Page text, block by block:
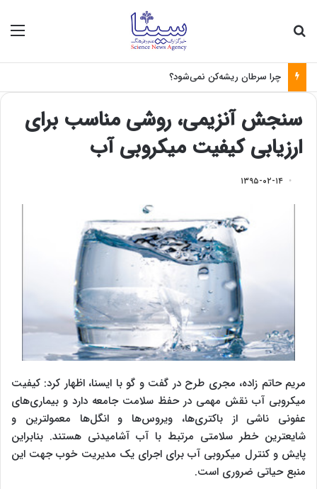
چرا سرطان ریشه‌کن نمی‌شود؟
سنجش آنزیمی، روشی مناسب برای
ارزیابی کیفیت میکروبی آب
۱۳۹۵-۰۲-۱۴
مریم حاتم زاده، مجری طرح در گفت و گو با ایسنا، اظهار کرد: کیفیت
میکروبی آب نقش مهمی در حفظ سلامت جامعه دارد و بیماری‌های
عفونی ناشی از باکتری‌ها، ویروس‌ها و انگل‌ها معمول‏ترین و
شایع‏ترین خطر سلامتی مرتبط با آب آشامیدنی هستند. بنابراین
پایش و کنترل میکروبی آب برای اجرای یک مدیریت خوب جهت این
منبع حیاتی ضروری است.